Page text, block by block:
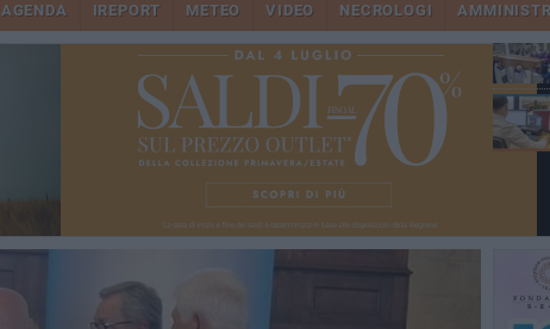
AGENDA IREPORT METEO VIDEO NECROLOGI